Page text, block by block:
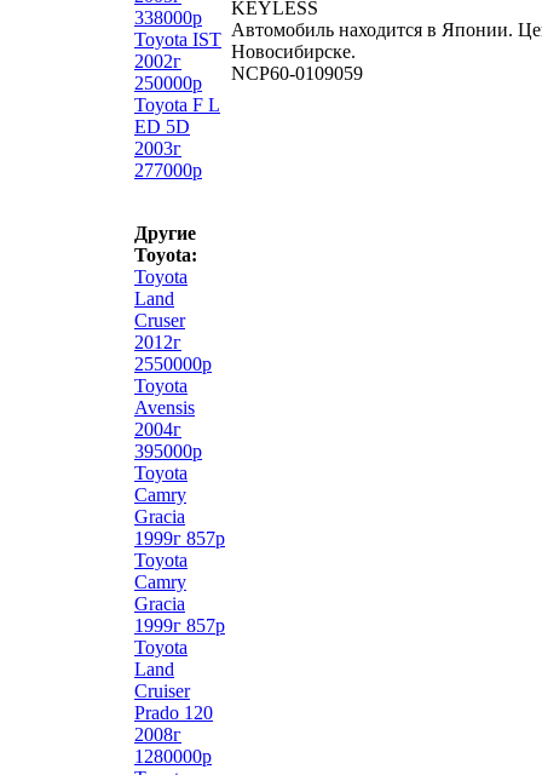
338000р
Toyota IST
2002г
250000р
Toyota F L
ED 5D
2003г
277000р
Другие
Toyota:
Toyota
Land
Cruser
2012г
2550000р
Toyota
Avensis
2004г
395000р
Toyota
Camry
Gracia
1999г 857р
Toyota
Camry
Gracia
1999г 857р
Toyota
Land
Cruiser
Prado 120
2008г
1280000р
KEYLESS
Автомобиль находится в Японии.
Новосибирске.
NCP60-0109059